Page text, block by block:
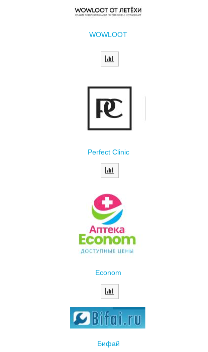
WOWLOOT
Perfect Clinic
Econom
Бифай